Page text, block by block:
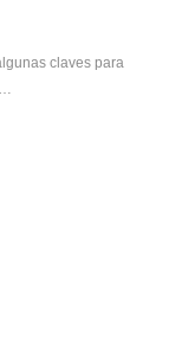
claves para